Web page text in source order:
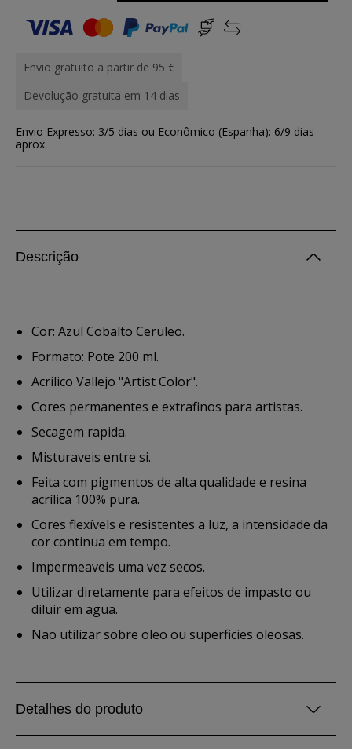
Envio gratuito a partir de 95 €
Devolução gratuita em 14 dias
Envio Expresso: 3/5 dias ou Econômico (Espanha): 6/9 dias
aprox.
Descrição
Cor: Azul Cobalto Ceruleo.
Formato: Pote 200 ml.
Acrilico Vallejo "Artist Color".
Cores permanentes e extrafinos para artistas.
Secagem rapida.
Misturaveis entre si.
Feita com pigmentos de alta qualidade e resina
acrílica 100% pura.
Cores flexívels e resistentes a luz, a intensidade da
cor continua em tempo.
Impermeaveis uma vez secos.
Utilizar diretamente para efeitos de impasto ou
diluir em agua.
Nao utilizar sobre oleo ou superficies oleosas.
Detalhes do produto